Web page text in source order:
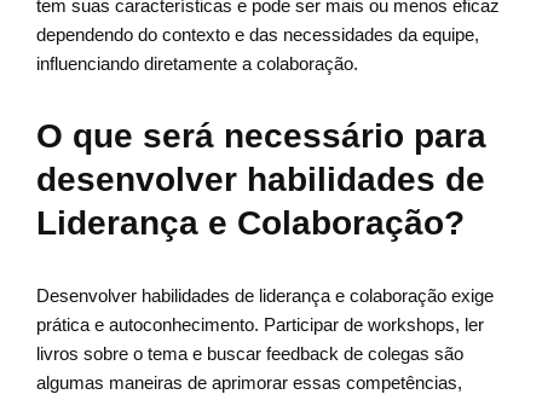
tem suas características e pode ser mais ou menos eficaz
dependendo do contexto e das necessidades da equipe,
influenciando diretamente a colaboração.
O que será necessário para
desenvolver habilidades de
Liderança e Colaboração?
Desenvolver habilidades de liderança e colaboração exige
prática e autoconhecimento. Participar de workshops, ler
livros sobre o tema e buscar feedback de colegas são
algumas maneiras de aprimorar essas competências,